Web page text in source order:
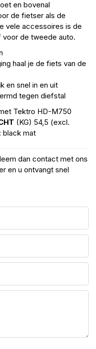
en bovenal
de fietser als de
vele accessoires is de
de tweede auto.
haal je de fiets van de
en snel in en uit
tegen diefstal
Tektro HD-M750
(KG) 54,5 (excl.
: black mat
dan contact met ons
en u ontvangt snel